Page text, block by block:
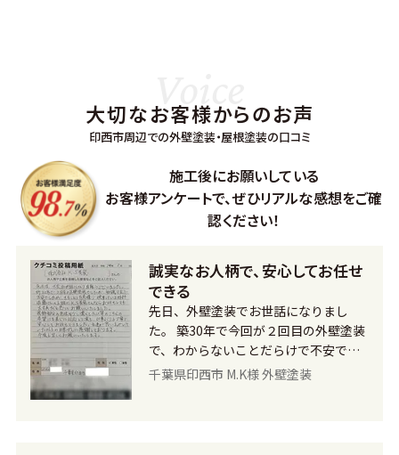
大切なお客様からのお声
印西市周辺での外壁塗装・屋根塗装の口コミ
施工後にお願いしている
お客様アンケートで、ぜひリアルな感想をご確
認ください！
誠実なお人柄で、安心してお任せ
できる
先日、外壁塗装でお世話になりまし
た。 築30年で今回が２回目の外壁塗装
で、わからないことだらけで不安でし
たが、見積もりも詳細に書かれていて
千葉県印西市 M.K様 外壁塗装